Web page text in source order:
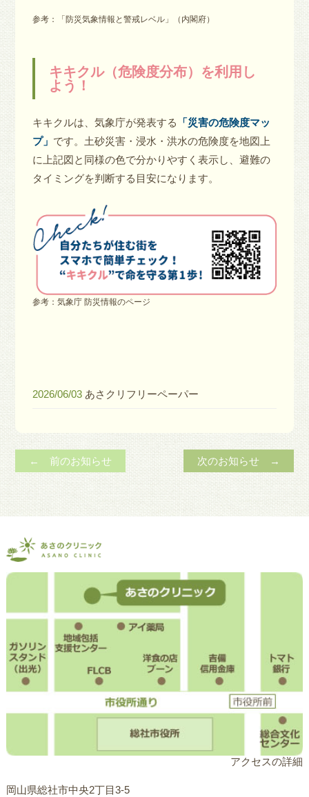
参考：「防災気象情報と警戒レベル」（内閣府）
キキクル（危険度分布）を利用し
よう！
キキクルは、気象庁が発表する
「災害の危険度マッ
プ」 です。土砂災害・浸水・洪水の危険度を地図上
に上記図と同様の色で分かりやすく表示し、避難の
タイミングを判断する目安になります。
参考：気象庁 防災情報のページ
2026/06/03 あさクリフリーペーパー
← 前のお知らせ 次のお知らせ →
アクセスの詳細
岡山県総社市中央2丁目3-5